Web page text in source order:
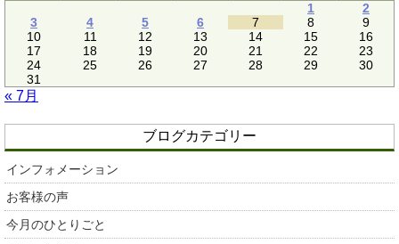
1
2
3
4 5 6 7 8
9
10
11 12 13 14 15
16
17
18 19 20 21 22
23
24
25 26 27 28 29
30
31
« 7月
ブログカテゴリー
インフォメーション
お客様の声
今月のひとりごと